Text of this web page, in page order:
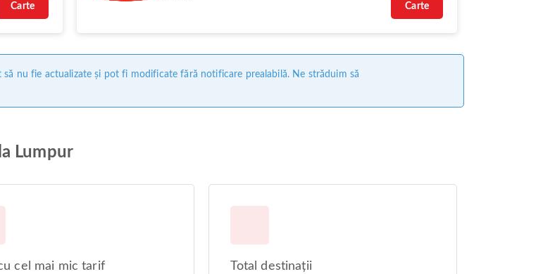
Carte Carte
nu fie actualizate și pot fi modificate fără notificare prealabilă. Ne străduim să
Lumpur
cel mai mic tarif Total destinații